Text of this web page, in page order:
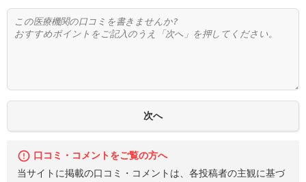
口コミ・コメントをご覧の方へ
当サイトに掲載の口コミ・コメントは、各投稿者の主観に基づ